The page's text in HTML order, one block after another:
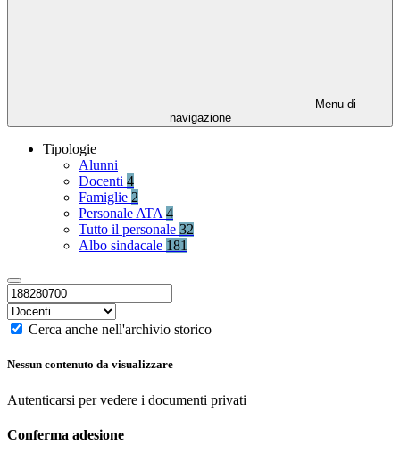
Menu di
navigazione
Tipologie
Alunni
Docenti 4
Famiglie 2
Personale ATA 4
Tutto il personale 32
Albo sindacale 181
Cerca anche nell'archivio storico
Nessun contenuto da visualizzare
Autenticarsi per vedere i documenti privati
Conferma adesione